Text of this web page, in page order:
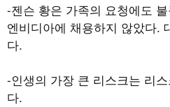
-젠슨 황은 가족의 요청에도
엔비디아에 채용하지 않았다.
다.
-인생의 가장 큰 리스크는 리
다.